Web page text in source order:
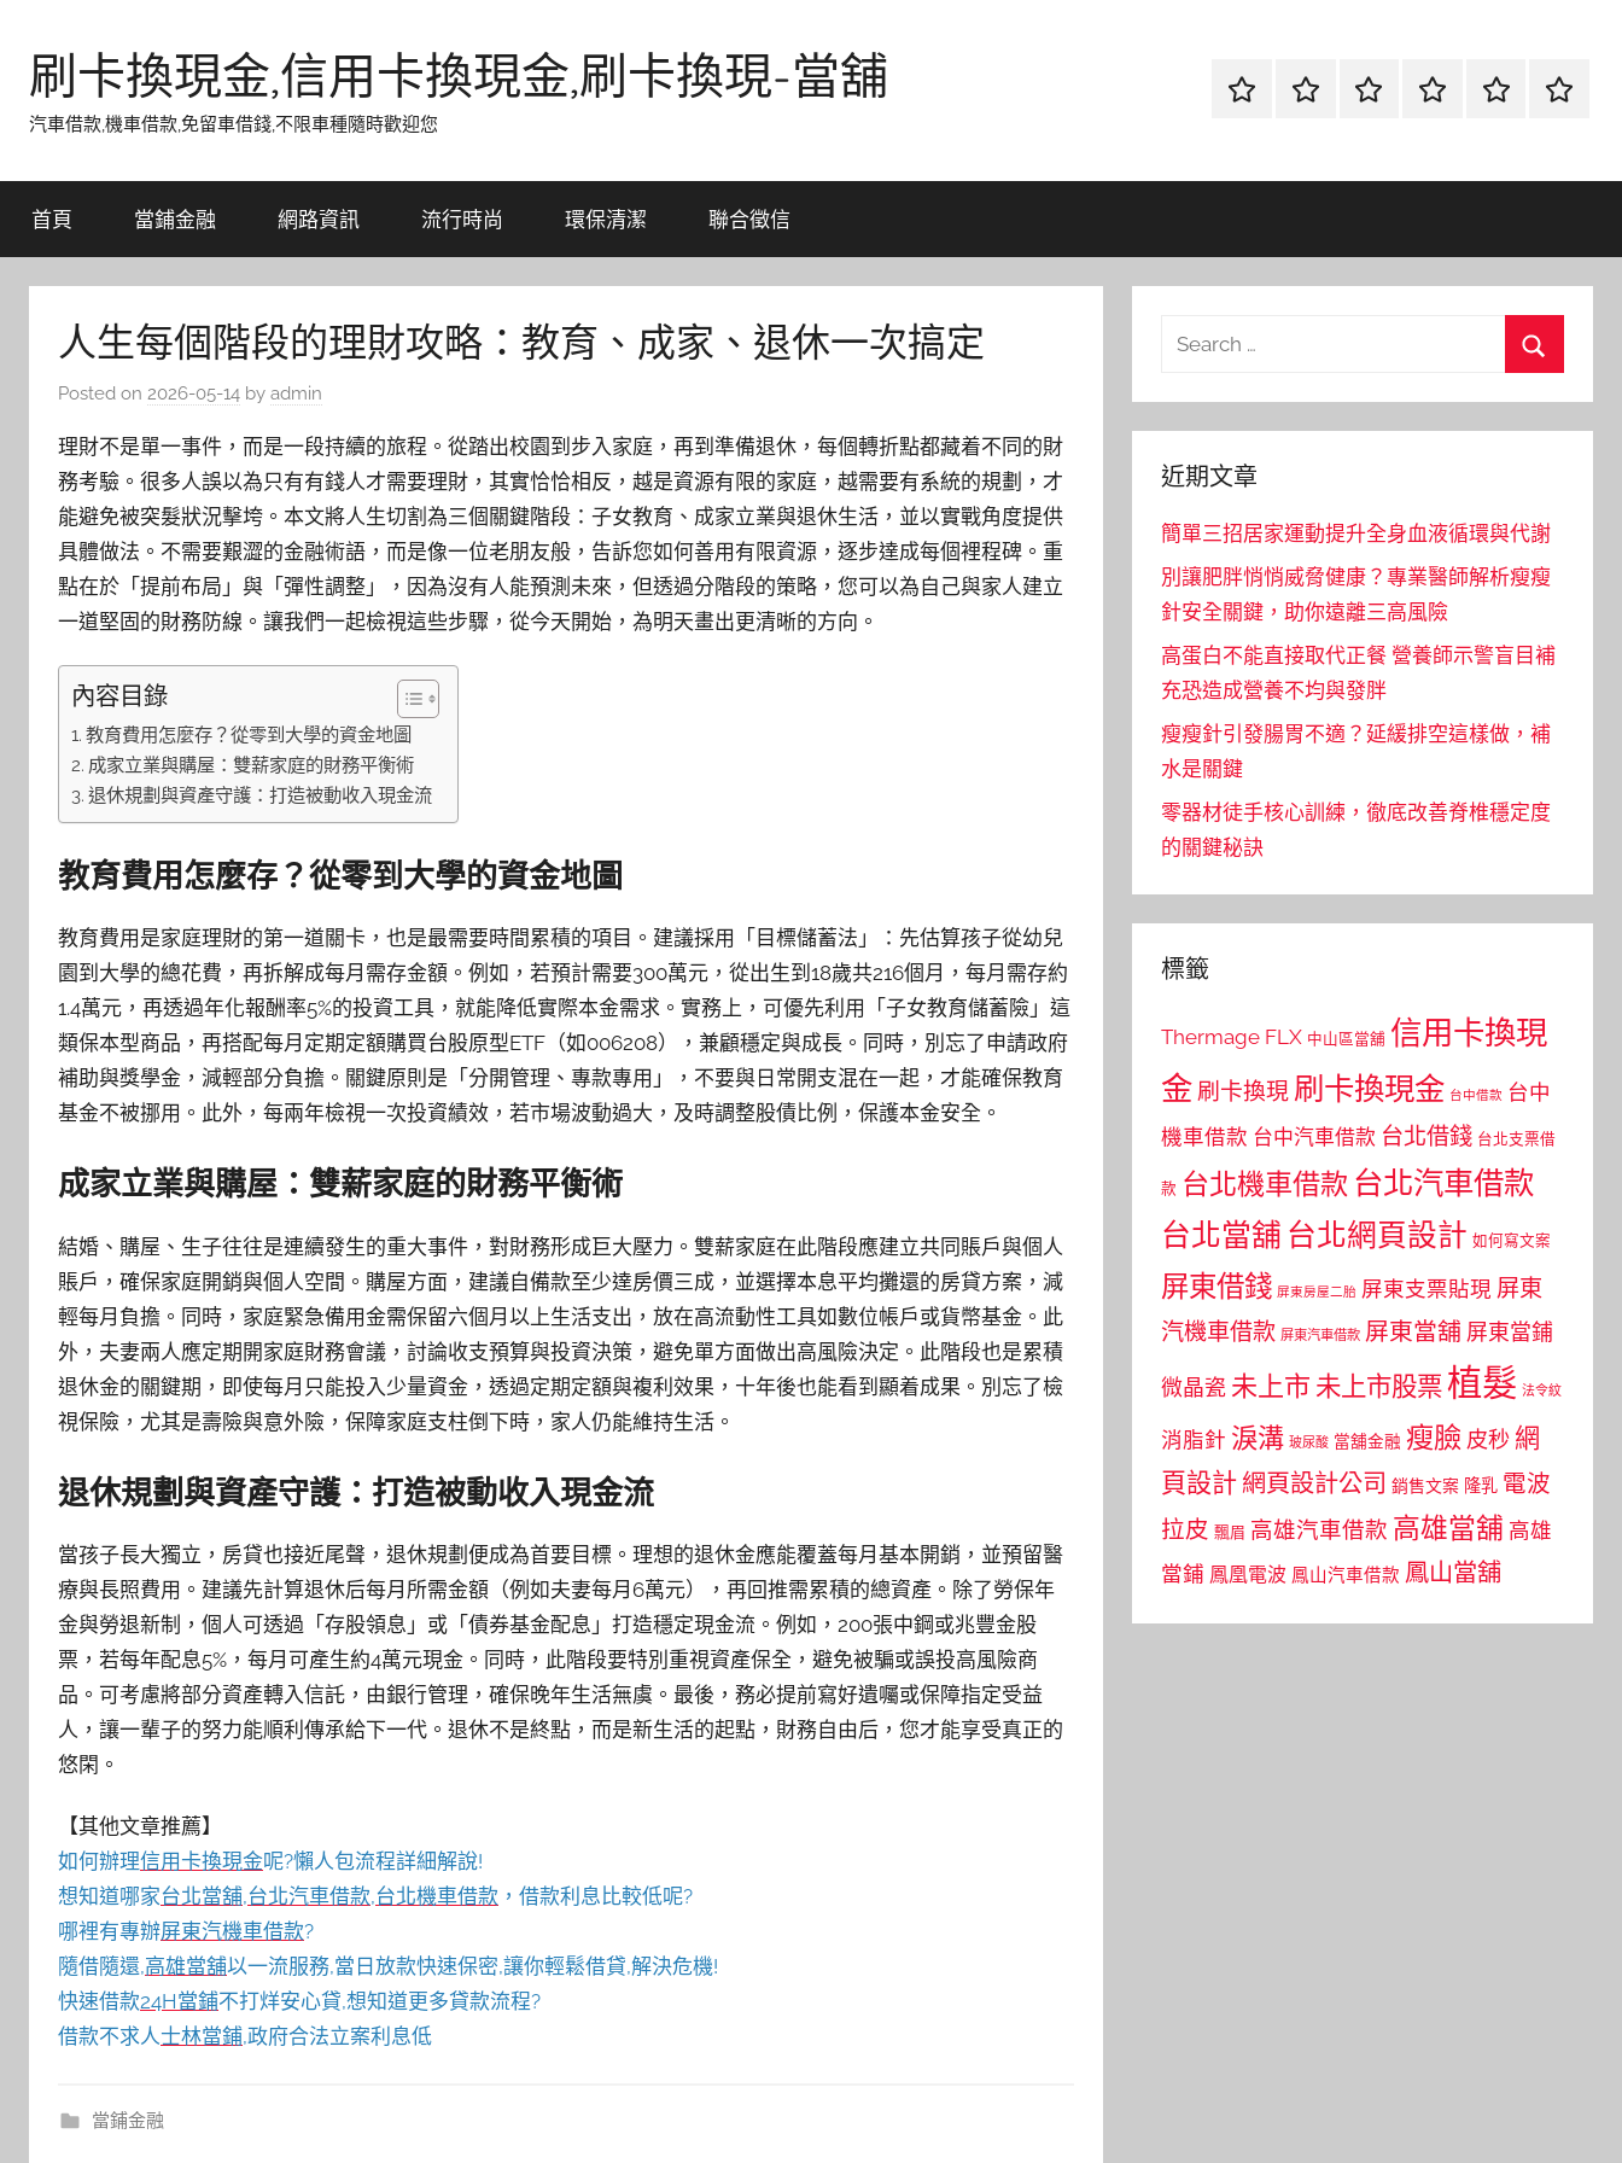
content刷卡換現金,信用卡換現金,刷卡換現-當舖
汽車借款,機車借款,免留車借錢,不限車種隨時歡迎您
首
當
網
流
環
聯
首頁 當鋪金融 網路資訊 流行時尚 環保清潔 聯合徵信
人生每個階段的理財攻略：教育、成家、退休一次搞定
Posted on 2026-05-14 by admin
理財不是單一事件，而是一段持續的旅程。從踏出校園到步入家庭，再到準備退休，每個轉折點都藏着不同的財
務考驗。很多人誤以為只有有錢人才需要理財，其實恰恰相反，越是資源有限的家庭，越需要有系統的規劃，才
能避免被突髮狀況擊垮。本文將人生切割為三個關鍵階段：子女教育、成家立業與退休生活，並以實戰角度提供
具體做法。不需要艱澀的金融術語，而是像一位老朋友般，告訴您如何善用有限資源，逐步達成每個裡程碑。重
點在於「提前布局」與「彈性調整」，因為沒有人能預測未來，但透過分階段的策略，您可以為自己與家人建立
一道堅固的財務防線。讓我們一起檢視這些步驟，從今天開始，為明天畫出更清晰的方向。
內容目錄
教育費用怎麼存？從零到大學的資金地圖
成家立業與購屋：雙薪家庭的財務平衡術
退休規劃與資產守護：打造被動收入現金流
教育費用怎麼存？從零到大學的資金地圖
教育費用是家庭理財的第一道關卡，也是最需要時間累積的項目。建議採用「目標儲蓄法」：先估算孩子從幼兒
園到大學的總花費，再拆解成每月需存金額。例如，若預計需要300萬元，從出生到18歲共216個月，每月需存約
1.4萬元，再透過年化報酬率5%的投資工具，就能降低實際本金需求。實務上，可優先利用「子女教育儲蓄險」這
類保本型商品，再搭配每月定期定額購買台股原型ETF（如006208），兼顧穩定與成長。同時，別忘了申請政府
補助與獎學金，減輕部分負擔。關鍵原則是「分開管理、專款專用」，不要與日常開支混在一起，才能確保教育
基金不被挪用。此外，每兩年檢視一次投資績效，若市場波動過大，及時調整股債比例，保護本金安全。
成家立業與購屋：雙薪家庭的財務平衡術
結婚、購屋、生子往往是連續發生的重大事件，對財務形成巨大壓力。雙薪家庭在此階段應建立共同賬戶與個人
賬戶，確保家庭開銷與個人空間。購屋方面，建議自備款至少達房價三成，並選擇本息平均攤還的房貸方案，減
輕每月負擔。同時，家庭緊急備用金需保留六個月以上生活支出，放在高流動性工具如數位帳戶或貨幣基金。此
外，夫妻兩人應定期開家庭財務會議，討論收支預算與投資決策，避免單方面做出高風險決定。此階段也是累積
退休金的關鍵期，即使每月只能投入少量資金，透過定期定額與複利效果，十年後也能看到顯着成果。別忘了檢
視保險，尤其是壽險與意外險，保障家庭支柱倒下時，家人仍能維持生活。
退休規劃與資產守護：打造被動收入現金流
當孩子長大獨立，房貸也接近尾聲，退休規劃便成為首要目標。理想的退休金應能覆蓋每月基本開銷，並預留醫
療與長照費用。建議先計算退休后每月所需金額（例如夫妻每月6萬元），再回推需累積的總資產。除了勞保年
金與勞退新制，個人可透過「存股領息」或「債券基金配息」打造穩定現金流。例如，200張中鋼或兆豐金股
票，若每年配息5%，每月可產生約4萬元現金。同時，此階段要特別重視資產保全，避免被騙或誤投高風險商
品。可考慮將部分資產轉入信託，由銀行管理，確保晚年生活無虞。最後，務必提前寫好遺囑或保障指定受益
人，讓一輩子的努力能順利傳承給下一代。退休不是終點，而是新生活的起點，財務自由后，您才能享受真正的
悠閑。
【其他文章推薦】
如何辦理信用卡換現金呢?懶人包流程詳細解說!
想知道哪家台北當舖,台北汽車借款,台北機車借款 ，借款利息比較低呢?
哪裡有專辦屏東汽機車借款?
隨借隨還,高雄當舖以一流服務,當日放款快速保密,讓你輕鬆借貸,解決危機!
快速借款24H當鋪不打烊安心貸,想知道更多貸款流程?
借款不求人士林當鋪,政府合法立案利息低
當鋪金融
Search
近期文章
簡單三招居家運動提升全身血液循環與代謝
別讓肥胖悄悄威脅健康？專業醫師解析瘦瘦
針安全關鍵，助你遠離三高風險
高蛋白不能直接取代正餐 營養師示警盲目補
充恐造成營養不均與發胖
瘦瘦針引發腸胃不適？延緩排空這樣做，補
水是關鍵
零器材徒手核心訓練，徹底改善脊椎穩定度
的關鍵秘訣
標籤
Thermage FLX 中山區當舖 信用卡換現
金 刷卡換現 刷卡換現金 台中借款 台中
機車借款 台中汽車借款 台北借錢 台北支票借
款 台北機車借款 台北汽車借款
台北當舖 台北網頁設計 如何寫文案
屏東借錢 屏東房屋二胎 屏東支票貼現 屏東
汽機車借款 屏東汽車借款 屏東當舖 屏東當鋪
微晶瓷 未上市 未上市股票植髮 法令紋
消脂針 淚溝 玻尿酸 當舖金融 瘦臉 皮秒 網
頁設計 網頁設計公司 銷售文案 隆乳 電波
拉皮 飄眉 高雄汽車借款 高雄當舖 高雄
當鋪 鳳凰電波 鳳山汽車借款 鳳山當舖